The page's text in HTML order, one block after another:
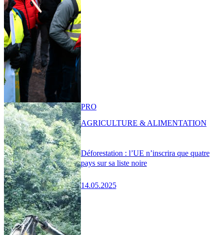
Déforestation : l’UE n’inscrira que quatre
pays sur sa liste noire
14.05.2025
PRO
AGRICULTURE & ALIMENTATION